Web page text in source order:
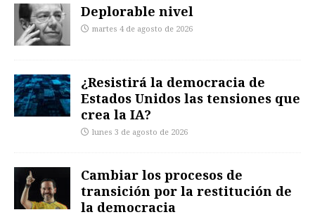
Deplorable nivel
martes 4 de agosto de 2026
¿Resistirá la democracia de
Estados Unidos las tensiones que
crea la IA?
lunes 3 de agosto de 2026
Cambiar los procesos de
transición por la restitución de
la democracia